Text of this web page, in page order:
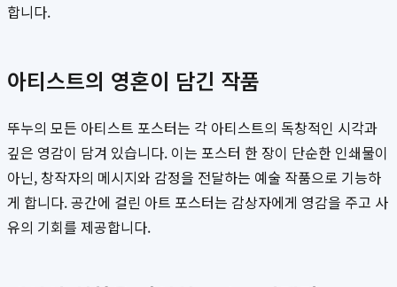
합니다.
아티스트의 영혼이 담긴 작품
뚜누의 모든 아티스트 포스터는 각 아티스트의 독창적인 시각과
깊은 영감이 담겨 있습니다. 이는 포스터 한 장이 단순한 인쇄물이
아닌, 창작자의 메시지와 감정을 전달하는 예술 작품으로 기능하
게 합니다. 공간에 걸린 아트 포스터는 감상자에게 영감을 주고 사
유의 기회를 제공합니다.